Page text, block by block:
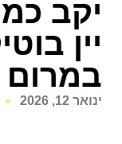
יקב
יין
במרום
ינואר 12, 2026